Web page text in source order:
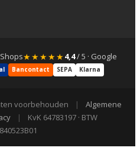
★★★★★4,4/ 5 · Google
Bancontact SEPA Klarna
voorbehouden |
Algemene
|
KvK 64783197 · BTW